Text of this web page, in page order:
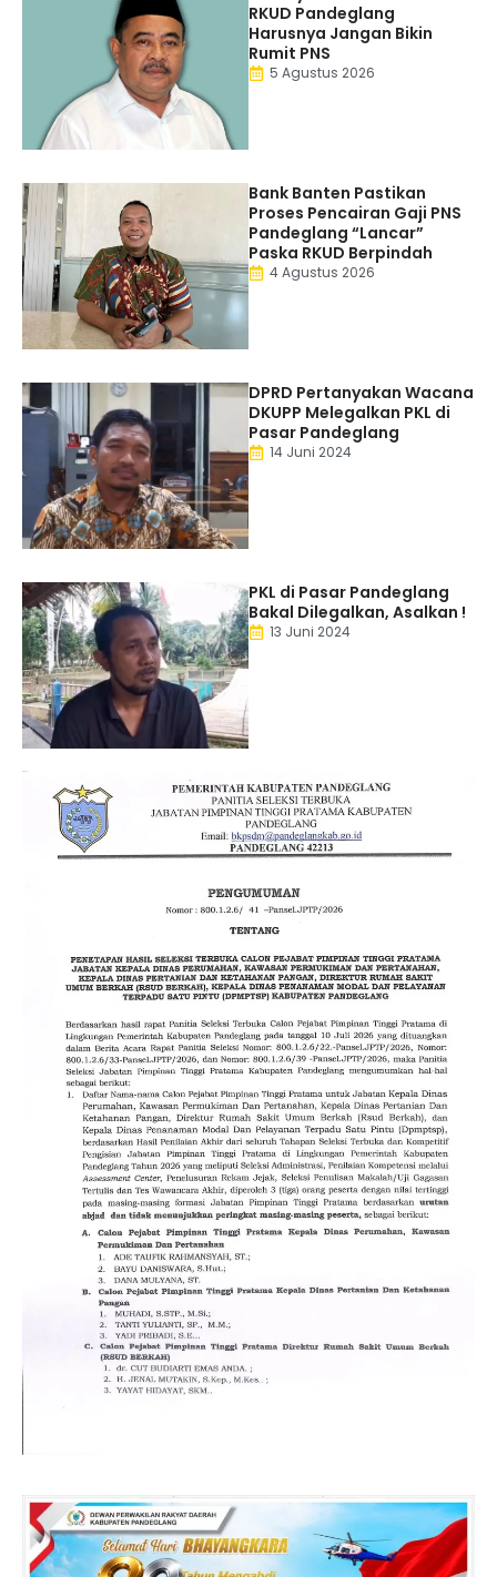
RKUD Pandeglang
Harusnya Jangan Bikin
Rumit PNS
5 Agustus 2026
Bank Banten Pastikan
Proses Pencairan Gaji PNS
Pandeglang “Lancar”
Paska RKUD Berpindah
4 Agustus 2026
DPRD Pertanyakan Wacana
DKUPP Melegalkan PKL di
Pasar Pandeglang
14 Juni 2024
PKL di Pasar Pandeglang
Bakal Dilegalkan, Asalkan !
13 Juni 2024